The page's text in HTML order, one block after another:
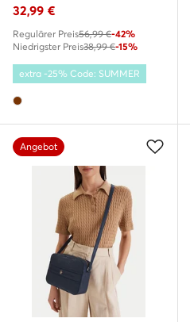
32,99 €
Regulärer Preis56,99 €-42%
Niedrigster Preis38,99 €-15%
extra -25% Code: SUMMER
Angebot